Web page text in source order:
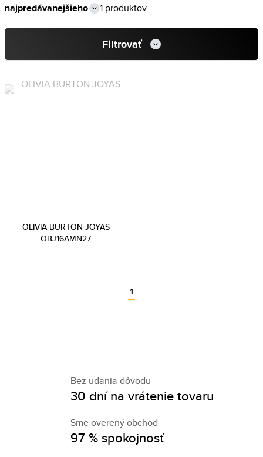
1 produktov
Filtrovať
OLIVIA BURTON JOYAS
OBJ16AMN27
1
Bez udania dôvodu
30 dní na vrátenie tovaru
Sme overený obchod
97 % spokojnosť